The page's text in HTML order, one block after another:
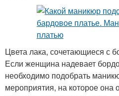
Цвета лака, сочетающиеся с
Если женщина надевает
необходимо подобрать
мероприятия, на которое она